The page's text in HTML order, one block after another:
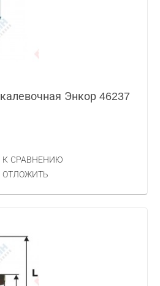
Энкор 46237
К СРАВНЕНИЮ
ОТЛОЖИТЬ